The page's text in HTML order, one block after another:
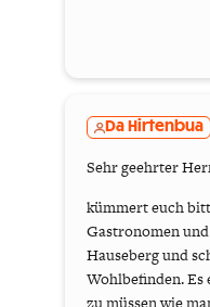
Da Hirtenbua
Sehr geehrter
kümmert euch
Gastronomen
Hauseberg und
Wohlbefinden. Es
zu müssen wie